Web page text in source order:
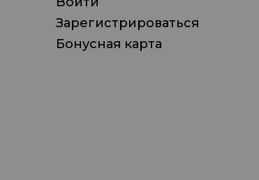
Зарегистрироваться
Бонусная карта